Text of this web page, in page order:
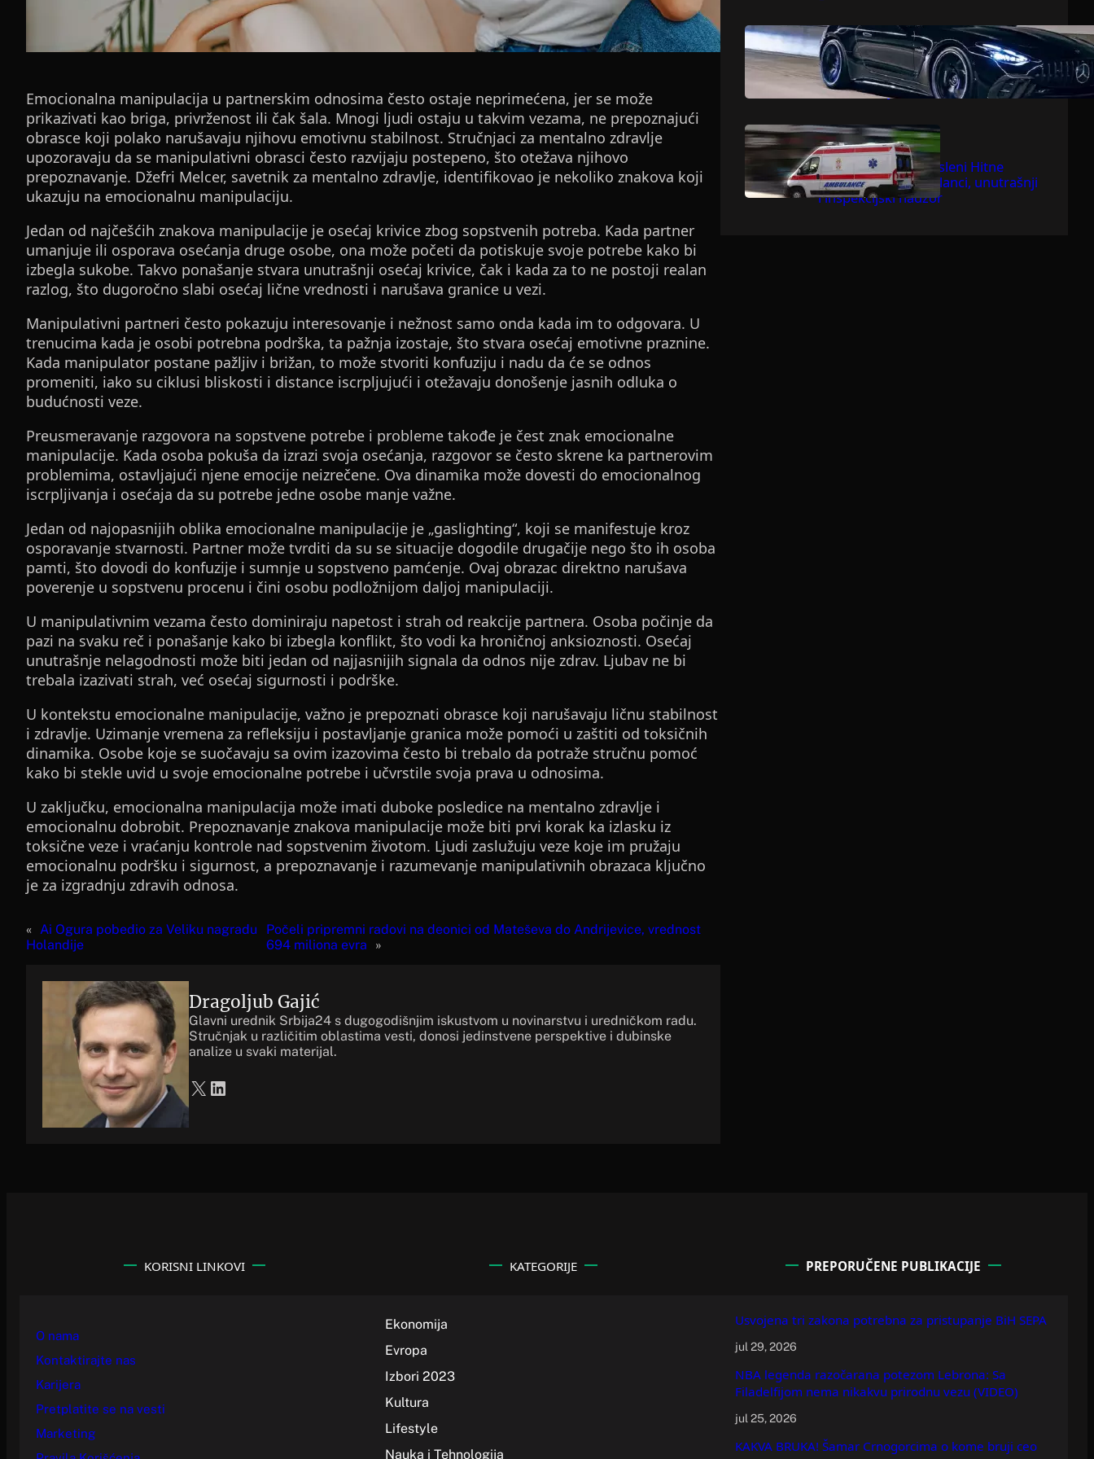
Emocionalna manipulacija u partnerskim odnosima često ostaje neprimećena, jer se može
prikazivati kao briga, privrženost ili čak šala. Mnogi ljudi ostaju u takvim vezama, ne prepoznajući
obrasce koji polako narušavaju njihovu emotivnu stabilnost. Stručnjaci za mentalno zdravlje
upozoravaju da se manipulativni obrasci često razvijaju postepeno, što otežava njihovo
prepoznavanje. Džefri Melcer, savetnik za mentalno zdravlje, identifikovao je nekoliko znakova koji
ukazuju na emocionalnu manipulaciju.
Jedan od najčešćih znakova manipulacije je osećaj krivice zbog sopstvenih potreba. Kada partner
umanjuje ili osporava osećanja druge osobe, ona može početi da potiskuje svoje potrebe kako bi
izbegla sukobe. Takvo ponašanje stvara unutrašnji osećaj krivice, čak i kada za to ne postoji realan
razlog, što dugoročno slabi osećaj lične vrednosti i narušava granice u vezi.
Manipulativni partneri često pokazuju interesovanje i nežnost samo onda kada im to odgovara. U
trenucima kada je osobi potrebna podrška, ta pažnja izostaje, što stvara osećaj emotivne praznine.
Kada manipulator postane pažljiv i brižan, to može stvoriti konfuziju i nadu da će se odnos
promeniti, iako su ciklusi bliskosti i distance iscrpljujući i otežavaju donošenje jasnih odluka o
budućnosti veze.
Preusmeravanje razgovora na sopstvene potrebe i probleme takođe je čest znak emocionalne
manipulacije. Kada osoba pokuša da izrazi svoja osećanja, razgovor se često skrene ka partnerovim
problemima, ostavljajući njene emocije neizrečene. Ova dinamika može dovesti do emocionalnog
iscrpljivanja i osećaja da su potrebe jedne osobe manje važne.
Jedan od najopasnijih oblika emocionalne manipulacije je „gaslighting“, koji se manifestuje kroz
osporavanje stvarnosti. Partner može tvrditi da su se situacije dogodile drugačije nego što ih osoba
pamti, što dovodi do konfuzije i sumnje u sopstveno pamćenje. Ovaj obrazac direktno narušava
poverenje u sopstvenu procenu i čini osobu podložnijom daljoj manipulaciji.
U manipulativnim vezama često dominiraju napetost i strah od reakcije partnera. Osoba počinje da
pazi na svaku reč i ponašanje kako bi izbegla konflikt, što vodi ka hroničnoj anksioznosti. Osećaj
unutrašnje nelagodnosti može biti jedan od najjasnijih signala da odnos nije zdrav. Ljubav ne bi
trebala izazivati strah, već osećaj sigurnosti i podrške.
U kontekstu emocionalne manipulacije, važno je prepoznati obrasce koji narušavaju ličnu stabilnost
i zdravlje. Uzimanje vremena za refleksiju i postavljanje granica može pomoći u zaštiti od toksičnih
dinamika. Osobe koje se suočavaju sa ovim izazovima često bi trebalo da potraže stručnu pomoć
kako bi stekle uvid u svoje emocionalne potrebe i učvrstile svoja prava u odnosima.
U zaključku, emocionalna manipulacija može imati duboke posledice na mentalno zdravlje i
emocionalnu dobrobit. Prepoznavanje znakova manipulacije može biti prvi korak ka izlasku iz
toksične veze i vraćanju kontrole nad sopstvenim životom. Ljudi zaslužuju veze koje im pružaju
emocionalnu podršku i sigurnost, a prepoznavanje i razumevanje manipulativnih obrazaca ključno
je za izgradnju zdravih odnosa.
« Ai Ogura pobedio za Veliku nagradu
Holandije
Počeli pripremni radovi na deonici od Mateševa do Andrijevice, vrednost
694 miliona evra
»
Dragoljub Gajić
Glavni urednik Srbija24 s dugogodišnjim iskustvom u novinarstvu i uredničkom radu.
Stručnjak u različitim oblastima vesti, donosi jedinstvene perspektive i dubinske
analize u svaki materijal.
X LinkedIn
jul 9, 2026.Dragoljub Gajić
Mercedesova V8 zvijer ostavlja
konkurenciju bez daha
jul 9, 2026.Dragoljub Gajić
Suspendovani zaposleni Hitne
pomoći u Bačkoj Palanci, unutrašnji
i inspekcijski nadzor
KORISNI LINKOVI
O nama
Kontaktirajte nas
Karijera
Pretplatite se na vesti
Marketing
KATEGORIJE
Ekonomija
Evropa
Izbori 2023
Kultura
Lifestyle
Nauka i Tehnologija
PREPORUČENE PUBLIKACIJE
Usvojena tri zakona potrebna za pristupanje BiH SEPA
jul 29, 2026
NBA legenda razočarana potezom Lebrona: Sa
Filadelfijom nema nikakvu prirodnu vezu (VIDEO)
jul 25, 2026
KAKVA BRUKA! Šamar Crnogorcima o kome bruji ceo